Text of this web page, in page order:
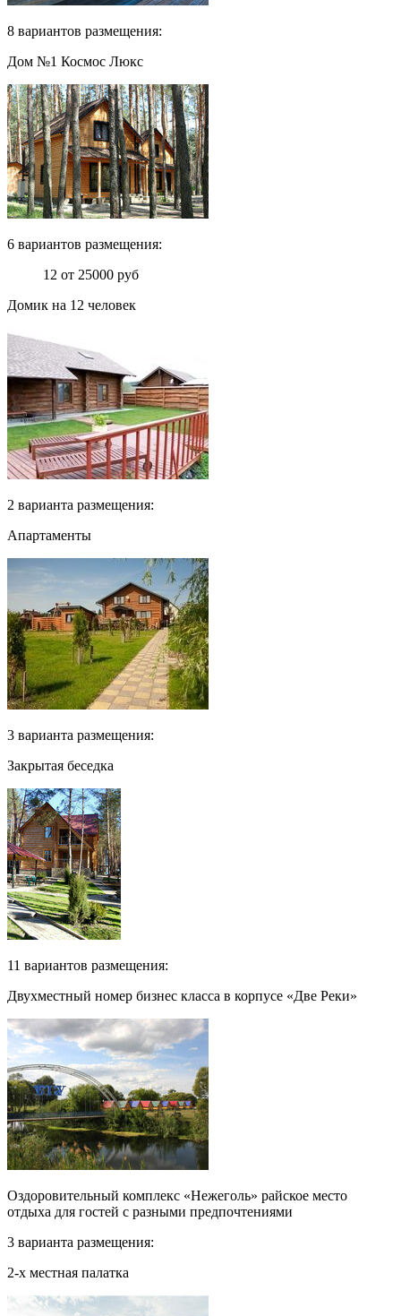
8 вариантов размещения:
Дом №1 Космос Люкс
6 вариантов размещения:
12 от 25000 руб
Домик на 12 человек
2 варианта размещения:
Апартаменты
3 варианта размещения:
Закрытая беседка
11 вариантов размещения:
Двухместный номер бизнес класса в корпусе «Две Реки»
Оздоровительный комплекс «Нежеголь» райское место
отдыха для гостей с разными предпочтениями
3 варианта размещения:
2-х местная палатка